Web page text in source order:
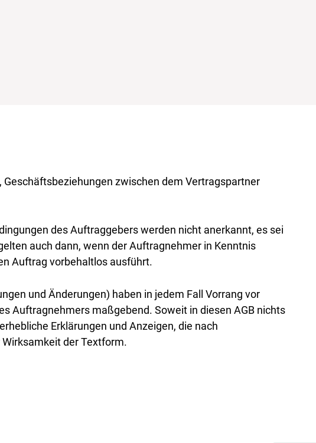
zwischen dem Vertragspartner
des Auftraggebers werden nicht anerkannt, es sei
auch dann, wenn der Auftragnehmer in Kenntnis
Auftrag vorbehaltlos ausführt.
und Änderungen) haben in jedem Fall Vorrang vor
Auftragnehmers maßgebend. Soweit in diesen AGB nichts
Erklärungen und Anzeigen, die nach
der Textform.